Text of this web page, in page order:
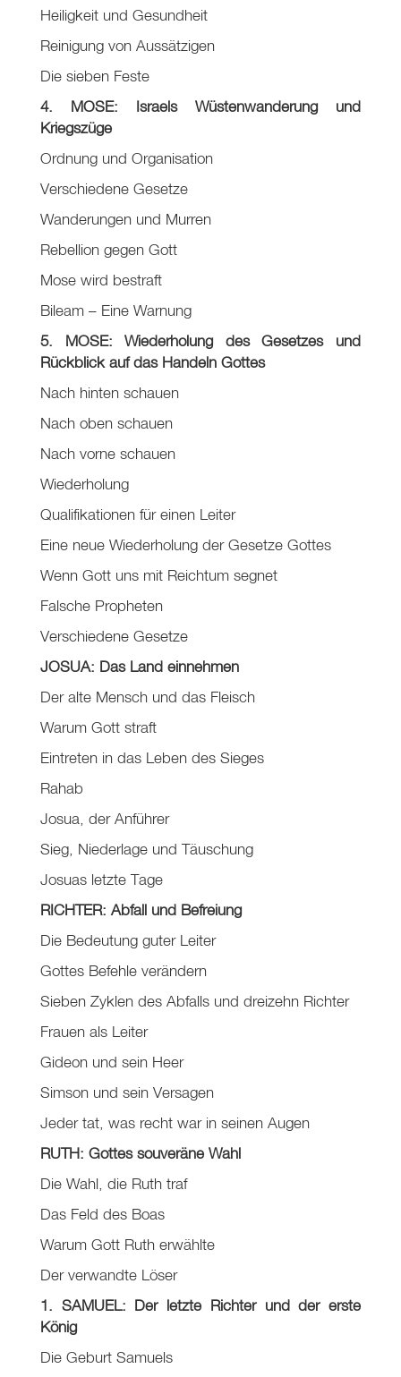
Heiligkeit und Gesundheit
Reinigung von Aussätzigen
Die sieben Feste
4. MOSE: Israels Wüstenwanderung und
Kriegszüge
Ordnung und Organisation
Verschiedene Gesetze
Wanderungen und Murren
Rebellion gegen Gott
Mose wird bestraft
Bileam – Eine Warnung
5. MOSE: Wiederholung des Gesetzes und
Rückblick auf das Handeln Gottes
Nach hinten schauen
Nach oben schauen
Nach vorne schauen
Wiederholung
Qualifikationen für einen Leiter
Eine neue Wiederholung der Gesetze Gottes
Wenn Gott uns mit Reichtum segnet
Falsche Propheten
Verschiedene Gesetze
JOSUA: Das Land einnehmen
Der alte Mensch und das Fleisch
Warum Gott straft
Eintreten in das Leben des Sieges
Rahab
Josua, der Anführer
Sieg, Niederlage und Täuschung
Josuas letzte Tage
RICHTER: Abfall und Befreiung
Die Bedeutung guter Leiter
Gottes Befehle verändern
Sieben Zyklen des Abfalls und dreizehn Richter
Frauen als Leiter
Gideon und sein Heer
Simson und sein Versagen
Jeder tat, was recht war in seinen Augen
RUTH: Gottes souveräne Wahl
Die Wahl, die Ruth traf
Das Feld des Boas
Warum Gott Ruth erwählte
Der verwandte Löser
1. SAMUEL: Der letzte Richter und der erste
König
Die Geburt Samuels